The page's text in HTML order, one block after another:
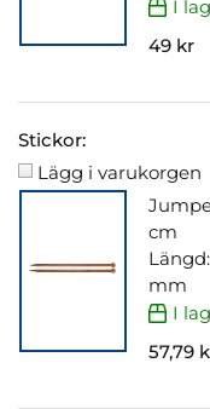
I
49 kr
Stickor:
Lägg i varukorgen
cm
mm
I
57,79